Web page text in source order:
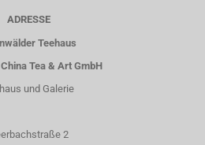
ADRESSE
Teehaus
Tea & Art GmbH
und Galerie
2